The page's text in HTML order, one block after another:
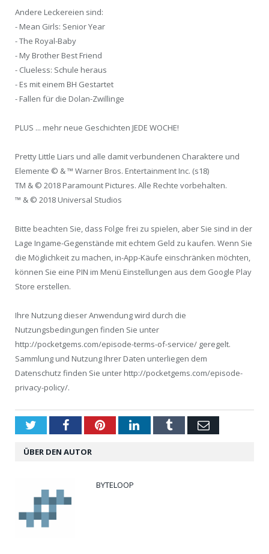
Andere Leckereien sind:
- Mean Girls: Senior Year
- The Royal-Baby
- My Brother Best Friend
- Clueless: Schule heraus
- Es mit einem BH Gestartet
- Fallen für die Dolan-Zwillinge
PLUS ... mehr neue Geschichten JEDE WOCHE!
Pretty Little Liars und alle damit verbundenen Charaktere und
Elemente © & ™ Warner Bros. Entertainment Inc. (s18)
TM & © 2018 Paramount Pictures. Alle Rechte vorbehalten.
™ & © 2018 Universal Studios
Bitte beachten Sie, dass Folge frei zu spielen, aber Sie sind in der
Lage Ingame-Gegenstände mit echtem Geld zu kaufen. Wenn Sie
die Möglichkeit zu machen, in-App-Käufe einschränken möchten,
können Sie eine PIN im Menü Einstellungen aus dem Google Play
Store erstellen.
Ihre Nutzung dieser Anwendung wird durch die
Nutzungsbedingungen finden Sie unter
http://pocketgems.com/episode-terms-of-service/ geregelt.
Sammlung und Nutzung Ihrer Daten unterliegen dem
Datenschutz finden Sie unter http://pocketgems.com/episode-
privacy-policy/.
TwitterFacebookPinterestLinkedInTumblrEmail
ÜBER DEN AUTOR
BYTELOOP